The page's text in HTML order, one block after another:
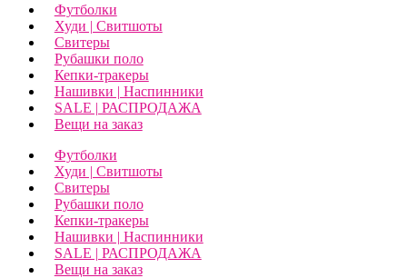
Футболки
Худи | Свитшоты
Свитеры
Рубашки поло
Кепки-тракеры
Нашивки | Наспинники
SALE | РАСПРОДАЖА
Вещи на заказ
Футболки
Худи | Свитшоты
Свитеры
Рубашки поло
Кепки-тракеры
Нашивки | Наспинники
SALE | РАСПРОДАЖА
Вещи на заказ